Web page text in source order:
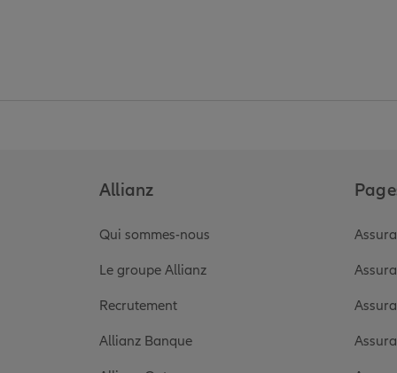
Allianz
Qui sommes-nous
Le groupe Allianz
Recrutement
Allianz Banque